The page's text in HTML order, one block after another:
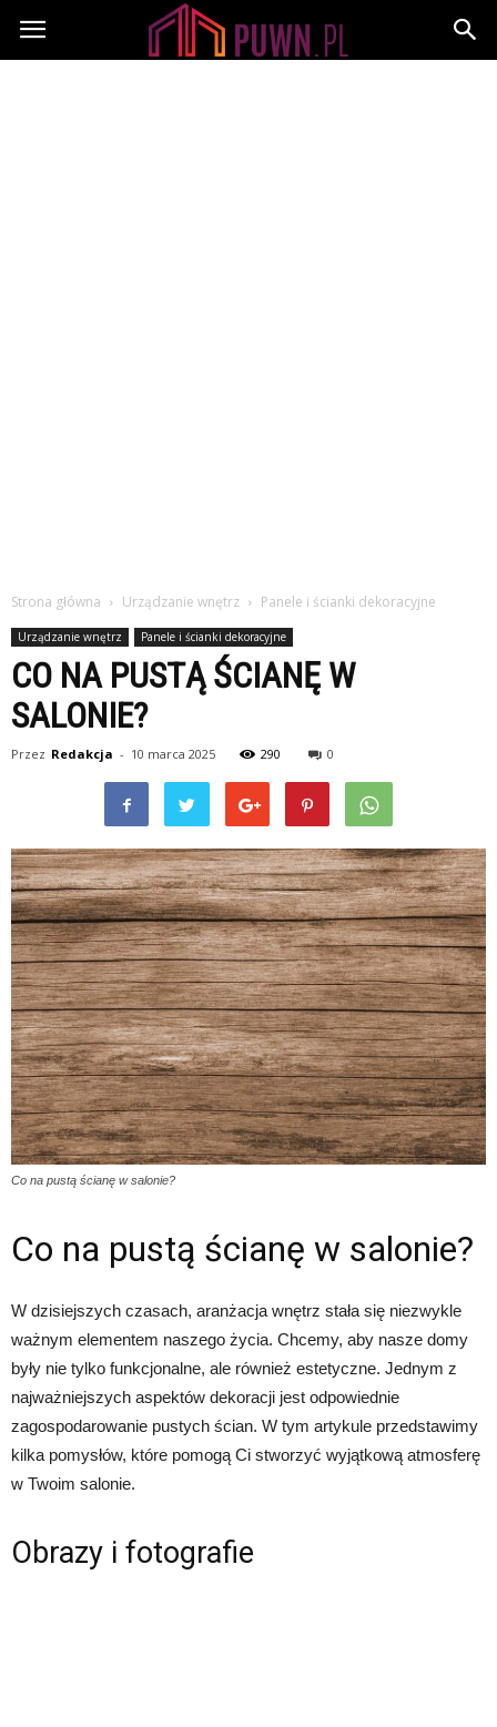
PUWN.pl
Strona główna Urządzanie wnętrz Panele i ścianki dekoracyjne
Urządzanie wnętrz Panele i ścianki dekoracyjne
CO NA PUSTĄ ŚCIANĘ W
SALONIE?
Przez Redakcja - 10 marca 2025 290 0
Co na pustą ścianę w salonie?
Co na pustą ścianę w salonie?
W dzisiejszych czasach, aranżacja wnętrz stała się niezwykle
ważnym elementem naszego życia. Chcemy, aby nasze domy
były nie tylko funkcjonalne, ale również estetyczne. Jednym z
najważniejszych aspektów dekoracji jest odpowiednie
zagospodarowanie pustych ścian. W tym artykule przedstawimy
kilka pomysłów, które pomogą Ci stworzyć wyjątkową atmosferę
w Twoim salonie.
Obrazy i fotografie